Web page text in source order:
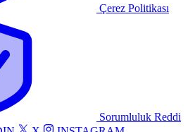
Çerez Politikası
Sorumluluk Reddi